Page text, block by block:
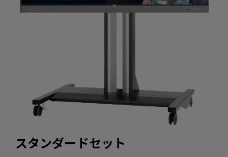
スタンダードセット